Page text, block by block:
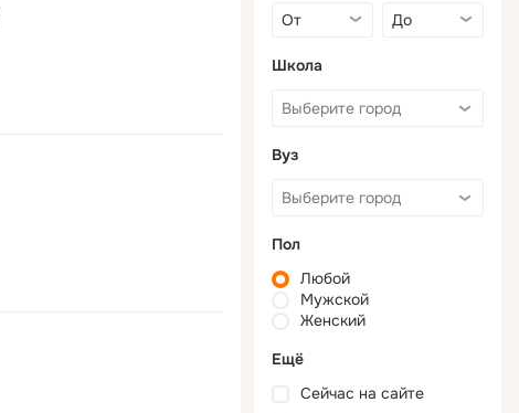
Школа
Вуз
Пол
Любой
Мужской
Женский
Ещё
Сейчас на сайте